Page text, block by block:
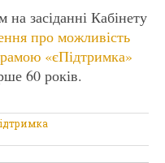
засіданні Кабінету
про можливість
«єПідтримка»
60 років.